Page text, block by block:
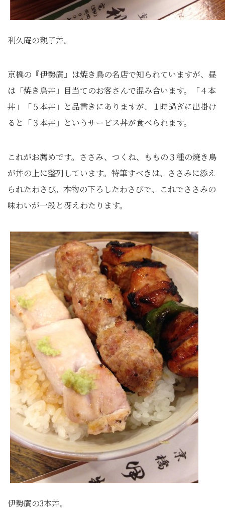
利久庵の親子丼。
京橋の『伊勢廣』は焼き鳥の名店で知られていますが、昼
は「焼き鳥丼」目当てのお客さんで混み合います。「４本
丼」「５本丼」と品書きにありますが、１時過ぎに出掛け
ると「３本丼」というサービス丼が食べられます。
これがお薦めです。ささみ、つくね、ももの３種の焼き鳥
が丼の上に整列しています。特筆すべきは、ささみに添え
られたわさび。本物の下ろしたわさびで、これでささみの
味わいが一段と冴えわたります。
伊勢廣の3本丼。